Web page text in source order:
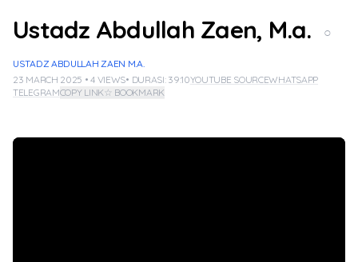
Ustadz Abdullah Zaen, M.a. ○
USTADZ ABDULLAH ZAEN M.A.
23 MARCH 2025 • 4 VIEWS• DURASI: 39:10YOUTUBE SOURCEWHATSAPP
TELEGRAMCOPY LINK☆ BOOKMARK